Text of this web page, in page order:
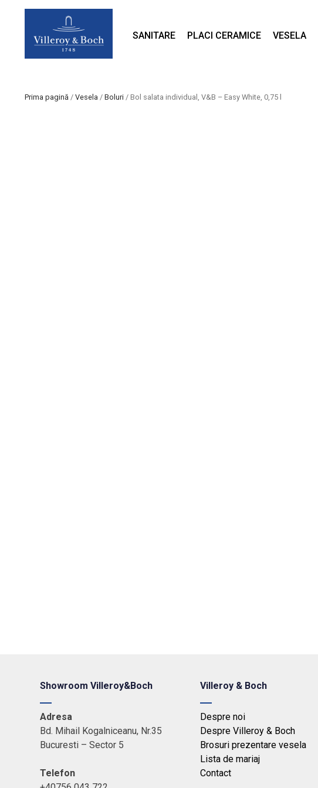
SANITARE PLACI CERAMICE VESELA
Prima pagină/ Vesela / Boluri/ Bol salata individual, V&B – Easy White, 0,75 l
Showroom Villeroy&Boch
Adresa
Bd. Mihail Kogalniceanu, Nr.35
Bucuresti – Sector 5
Telefon
Villeroy & Boch
Despre noi
Despre Villeroy & Boch
Brosuri prezentare vesela
Lista de mariaj
Contact